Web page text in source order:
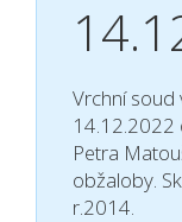
Vrchní soud
14.12.2022
Petra
obžaloby.
r.2014.